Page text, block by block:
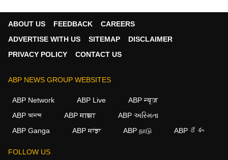
ABOUT US FEEDBACK
CAREERS
ADVERTISE WITH US
SITEMAP
DISCLAIMER
PRIVACY POLICY
CONTACT US
ABP NEWS GROUP WEBSITES
ABP Network ABP Live
ABP न्यूज़
ABP আনন্দ
ABP माझा
ABP અસ્મિતા
ABP Ganga
ABP ਸਾਂਝਾ ABP நாடு ABP దేశం
FOLLOW US
We use cookies to improve your experience, analyze
agree to our use of cookies.